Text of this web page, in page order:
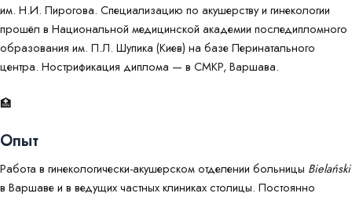
им. Н.И. Пирогова. Специализацию по акушерству и гинекологии
прошёл в Национальной медицинской академии последипломного
образования им. П.Л. Шупика (Киев) на базе Перинатального
центра. Нострификация диплома — в CMKP, Варшава.
🏥
Опыт
Работа в гинекологически-акушерском отделении больницы Bielański
в Варшаве и в ведущих частных клиниках столицы. Постоянно